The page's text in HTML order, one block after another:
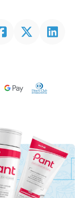
Linkedin
Google PayDiners Club